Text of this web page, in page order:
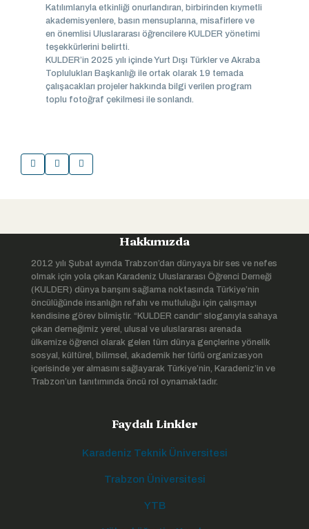
Katılımlarıyla etkinliği onurlandıran, birbirinden kıymetli
akademisyenlere, basın mensuplarına, misafirlere ve
en önemlisi Uluslararası öğrencilere KULDER yönetimi
teşekkürlerini belirtti.
KULDER’in 2025 yılı içinde Yurt Dışı Türkler ve Akraba
Toplulukları Başkanlığı ile ortak olarak 19 temada
çalışacakları projeler hakkında bilgi verilen program
toplu fotoğraf çekilmesi ile sonlandı.
Hakkımızda
2012 yılı Şubat ayında Trabzon’dan dünyaya bir ses ve nefes
olmak için yola çıkan Karadeniz Uluslararası Öğrenci Derneği
(KULDER) dünya barışını sağlama noktasında Türkiye’nin
öncülüğünde insanlığın refahı ve mutluluğu için çalışmayı
kendisine görev bilmiştir. “KULDER candır“ sloganıyla sahaya
çıkan derneğimiz yerel, ulusal ve uluslararası arenada
ülkemize öğrenci olarak gelen tüm dünya gençlerine yönelik
sosyal, kültürel, bilimsel, akademik her türlü organizasyon
içerisinde yer almasını sağlayarak Türkiye’nin, Karadeniz’in ve
Trabzon’un tanıtımında öncü rol oynamaktadır.
Faydalı Linkler
Karadeniz Teknik Üniversitesi
Trabzon Üniversitesi
YTB